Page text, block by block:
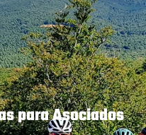
para Asociados